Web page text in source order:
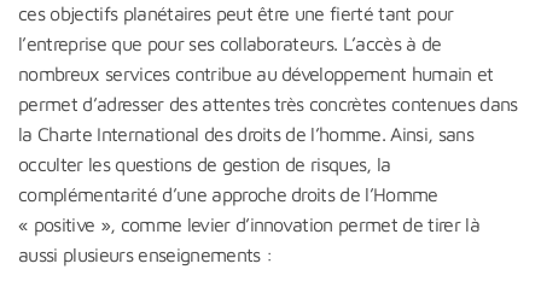
ces objectifs planétaires peut être une fierté tant pour
l’entreprise que pour ses collaborateurs. L’accès à de
nombreux services contribue au développement humain et
permet d’adresser des attentes très concrètes contenues dans
la Charte International des droits de l’homme. Ainsi, sans
occulter les questions de gestion de risques, la
complémentarité d’une approche droits de l’Homme
« positive », comme levier d’innovation permet de tirer là
aussi plusieurs enseignements :